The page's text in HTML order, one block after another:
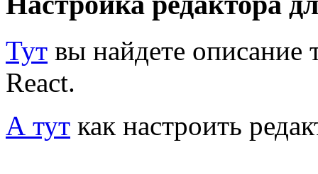
Тут вы найдете описание
React.
А тут как настроить